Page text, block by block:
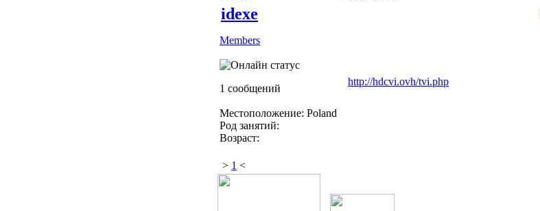
idexe
Members
1 сообщений
Местоположение: Poland
Род занятий:
Возраст:
http://hdcvi.ovh/tvi.php
> 1 <